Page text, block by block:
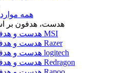
همه
هدست، هدفون بر
هدست و هدفون MSI
هدست و هدفون Razer
هدست و هدفون logitech
هدست و هدفون Redragon